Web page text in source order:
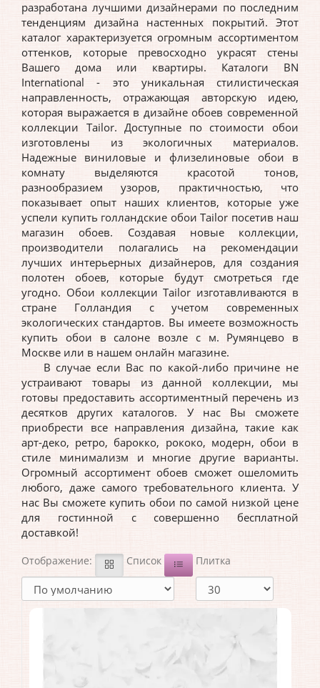
разработана лучшими дизайнерами по последним
тенденциям дизайна настенных покрытий. Этот
каталог характеризуется огромным ассортиментом
оттенков, которые превосходно украсят стены
Вашего дома или квартиры. Каталоги BN
International - это уникальная стилистическая
направленность, отражающая авторскую идею,
которая выражается в дизайне обоев современной
коллекции Tailor. Доступные по стоимости обои
изготовлены из экологичных материалов.
Надежные виниловые и флизелиновые обои в
комнату выделяются красотой тонов,
разнообразием узоров, практичностью, что
показывает опыт наших клиентов, которые уже
успели купить голландские обои Tailor посетив наш
магазин обоев. Создавая новые коллекции,
производители полагались на рекомендации
лучших интерьерных дизайнеров, для создания
полотен обоев, которые будут смотреться где
угодно. Обои коллекции Tailor изготавливаются в
стране Голландия с учетом современных
экологических стандартов. Вы имеете возможность
купить обои в салоне возле с м. Румянцево в
Москве или в нашем онлайн магазине.
В случае если Вас по какой-либо причине не
устраивают товары из данной коллекции, мы
готовы предоставить ассортиментный перечень из
десятков других каталогов. У нас Вы сможете
приобрести все направления дизайна, такие как
арт-деко, ретро, барокко, рококо, модерн, обои в
стиле минимализм и многие другие варианты.
Огромный ассортимент обоев сможет ошеломить
любого, даже самого требовательного клиента. У
нас Вы сможете купить обои по самой низкой цене
для гостинной с совершенно бесплатной
доставкой!
Отображение: Список Плитка